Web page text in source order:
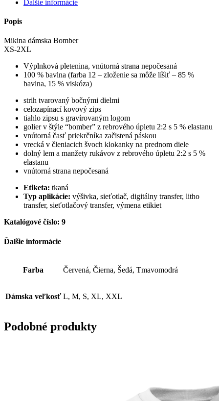
Ďalšie informácie
Popis
Mikina dámska Bomber
XS-2XL
Výplnková pletenina, vnútorná strana nepočesaná
100 % bavlna (farba 12 – zloženie sa môže líšiť – 85 %
bavlna, 15 % viskóza)
strih tvarovaný bočnými dielmi
celozapínací kovový zips
tiahlo zipsu s gravírovaným logom
golier v štýle “bomber” z rebrového úpletu 2:2 s 5 % elastanu
vnútorná časť priekrčníka začistená páskou
vrecká v členiacich švoch klokanky na prednom diele
dolný lem a manžety rukávov z rebrového úpletu 2:2 s 5 %
elastanu
vnútorná strana nepočesaná
Etiketa: tkaná
Typ aplikácie: výšivka, sieťotlač, digitálny transfer, litho
transfer, sieťotlačový transfer, výmena etikiet
Katalógové číslo: 9
Ďalšie informácie
Farba Červená, Čierna, Šedá, Tmavomodrá
Dámska veľkosť L, M, S, XL, XXL
Podobné produkty